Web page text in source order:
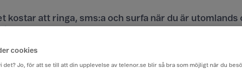
kostar att ringa, sms:a och surfa när du är utomlands
Sverige till ett annat land.
här
cookies
det? Jo, för att se till att din upplevelse av telenor.se blir så bra som möjligt när du